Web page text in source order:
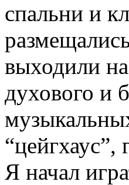
спальни и
выходили
духового и
Я начал